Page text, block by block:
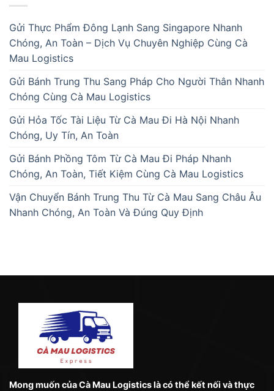
Gửi Thực Phẩm Đông Lạnh Sang Singapore Nhanh
Chóng, An Toàn – Dịch Vụ Chuyên Nghiệp Cùng Cà
Mau Logistics
Gửi Bánh Trung Thu Sang Pháp Cho Người Thân Nhanh
Chóng Cùng Cà Mau Logistics
Gửi Hỏa Tốc Tài Liệu Từ Cà Mau Đi Hà Nội Nhanh
Chóng, Uy Tín, An Toàn
Gửi Bánh Phồng Tôm Từ Cà Mau Đi Pháp Nhanh
Chóng, An Toàn, Tiết Kiệm Cùng Cà Mau Logistics
Vận Chuyển Bánh Trung Thu Từ Cà Mau Sang Châu Âu
Nhanh Chóng, An Toàn Và Đúng Quy Định
Mong muốn của Cà Mau Logistics là có thể kết nối và thực